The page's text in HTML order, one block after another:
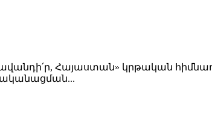
Հայաստան» կրթական